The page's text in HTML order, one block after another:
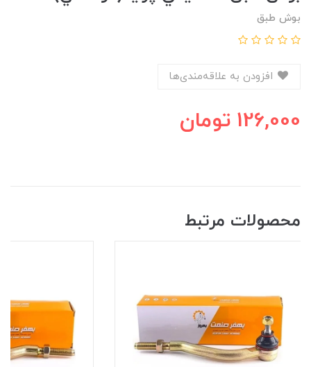
بوش طبق
126,000 تومان
محصولات مرتبط